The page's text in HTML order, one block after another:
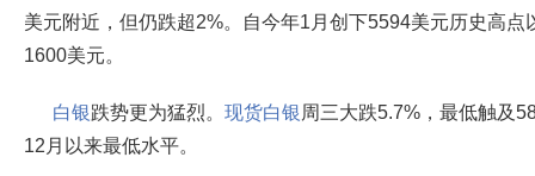
美元附近，但仍跌超2%。自今年1月创下5594美元历史高点
1600美元。
白银跌势更为猛烈。 现货白银 周三大跌5.7%，最低触及
12月以来最低水平。